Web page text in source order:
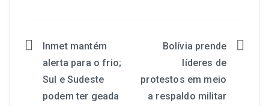
Inmet mantém
alerta para o frio;
Sul e Sudeste
podem ter geada
Bolívia prende
líderes de
protestos em meio
a respaldo militar